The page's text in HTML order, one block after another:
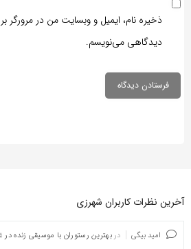
ذخیره نام، ایمیل و وبسایت من در مرورگر
دیدگاهی می‌نویسم.
آخرین نظرات کاربران شهرزی
امید بیگی در بهترین رستوران با موسیقی زنده در غرب تهران